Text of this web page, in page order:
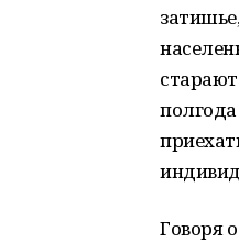
Говоря